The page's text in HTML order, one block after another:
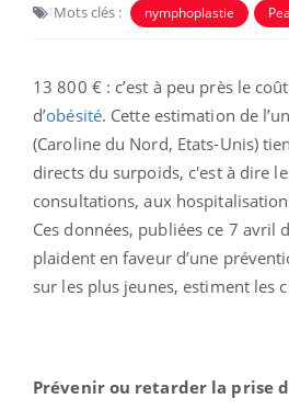
Mots clés : nymphoplastie
13 800 € : c’est à peu près le
d’obésité. Cette estimation de
(Caroline du Nord, Etats-Unis)
directs du surpoids, c'est à dire
consultations, aux
Ces données, publiées ce 7 avril
plaident en faveur d’une
sur les plus jeunes, estiment les
Prévenir ou retarder la prise